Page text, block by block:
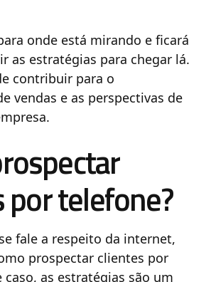
onde está mirando e ficará
as estratégias para chegar lá.
contribuir para o
vendas e as perspectivas de
por telefone?
fale a respeito da internet,
prospectar clientes por
caso, as estratégias são um